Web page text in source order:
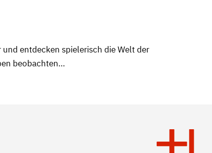
entdecken spielerisch die Welt der
beobachten…